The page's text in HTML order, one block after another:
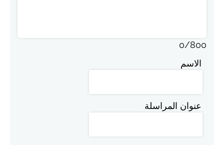
0/800
الاسم
عنوان المراسلة